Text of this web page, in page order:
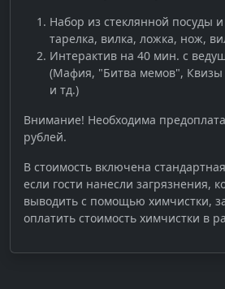
Набор из стеклянной посуды
тарелка, вилка, ложка, нож,
Интерактив на 40 мин. с
(Мафия, "Битва мемов",
и тд.)
Внимание! Необходима
рублей.
В стоимость включена
если гости нанесли загрязнения,
выводить с помощью химчистки,
оплатить стоимость химчистки в